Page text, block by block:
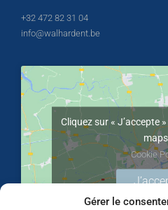
Gérer le
+32 472 82 31 04
info@walhardent.be
Cliquez sur « J’accepte
maps
Cookie